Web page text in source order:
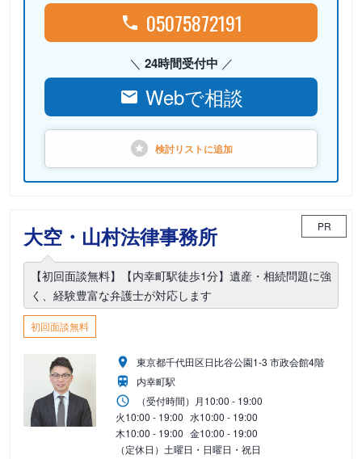
05075872191
24時間受付中
Webで相談
検討リストに追加
大空・山村法律事務所 PR
【初回面談無料】【内幸町駅徒歩1分】遺産・相続問題に強
く、経験豊富な弁護士が対応します
初回面談無料
東京都千代田区日比谷公園1-3 市政会館4階
内幸町駅
（受付時間） 月10:00 - 19:00
火10:00 - 19:00 水10:00 - 19:00
木10:00 - 19:00 金10:00 - 19:00
（定休日）土曜日・日曜日・祝日